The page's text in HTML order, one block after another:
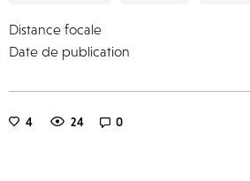
Distance focale
Date de publication
4 24 0